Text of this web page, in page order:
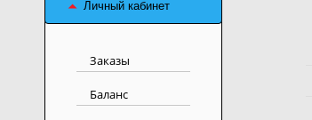
Личный кабинет
Заказы
Баланс